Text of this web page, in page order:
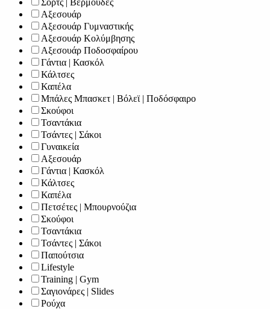
Αξεσουάρ
Αξεσουάρ Γυμναστικής
Αξεσουάρ Κολύμβησης
Αξεσουάρ Ποδοσφαίρου
Γάντια | Κασκόλ
Κάλτσες
Καπέλα
Μπάλες Μπασκετ | Βόλεϊ | Ποδόσφαιρο
Σκούφοι
Τσαντάκια
Τσάντες | Σάκοι
Γυναικεία
Αξεσουάρ
Γάντια | Κασκόλ
Κάλτσες
Καπέλα
Πετσέτες | Μπουρνούζια
Σκούφοι
Τσαντάκια
Τσάντες | Σάκοι
Παπούτσια
Lifestyle
Training | Gym
Σαγιονάρες | Slides
Ρούχα